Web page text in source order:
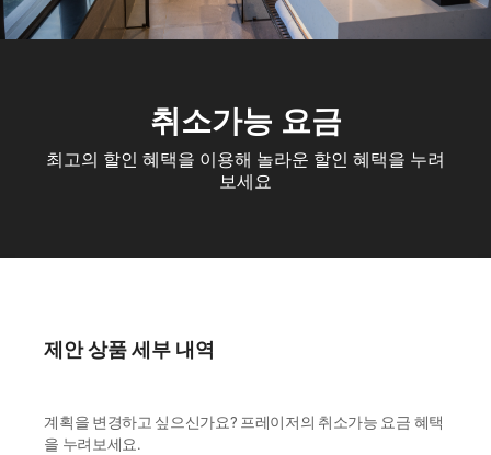
취소가능 요금
최고의 할인 혜택을 이용해 놀라운 할인 혜택을 누려
보세요
제안 상품 세부 내역
계획을 변경하고 싶으신가요? 프레이저의 취소가능 요금 혜택
을 누려보세요.